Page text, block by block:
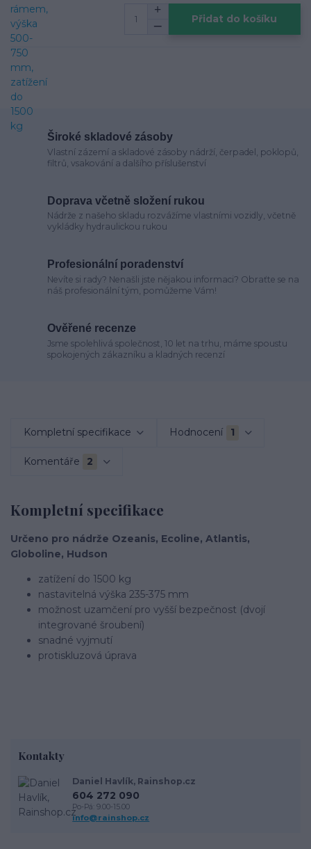
Přidat do košíku
Široké skladové zásoby
Vlastní zázemí a skladové zásoby nádrží, čerpadel, poklopů,
filtrů, vsakování a dalšího příslušenství
Doprava včetně složení rukou
Nádrže z našeho skladu rozvážíme vlastními vozidly, včetně
vykládky hydraulickou rukou
Profesionální poradenství
Nevíte si rady? Nenašli jste nějakou informaci? Obraťte se na
náš profesionální tým, pomůžeme Vám!
Ověřené recenze
Jsme spolehlivá společnost, 10 let na trhu, máme spoustu
spokojených zákazníku a kladných recenzí
Kompletní specifikace Hodnocení 1
Komentáře 2
Kompletní specifikace
Určeno pro nádrže Ozeanis, Ecoline, Atlantis,
Globoline, Hudson
zatížení do 1500 kg
nastavitelná výška 235-375 mm
možnost uzamčení pro vyšší bezpečnost (dvojí
integrované šroubení)
snadné vyjmutí
protiskluzová úprava
Kontakty
Daniel Havlík, Rainshop.cz
604 272 090
Po-Pá: 9.00-15.00
info@rainshop.cz